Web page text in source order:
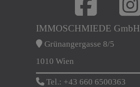
IMMOSCHMIEDE GmbH
Grünangergasse 8/5
1010 Wien
Tel.: +43 660 6500363